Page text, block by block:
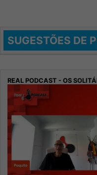
SUGESTÕES DE